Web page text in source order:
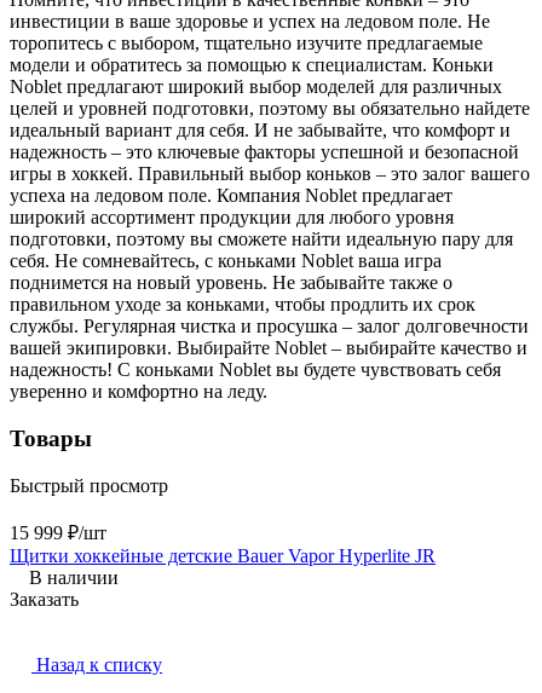
инвестиции в ваше здоровье и успех на ледовом поле. Не
торопитесь с выбором, тщательно изучите предлагаемые
модели и обратитесь за помощью к специалистам. Коньки
Noblet предлагают широкий выбор моделей для различных
целей и уровней подготовки, поэтому вы обязательно найдете
идеальный вариант для себя. И не забывайте, что комфорт и
надежность – это ключевые факторы успешной и безопасной
игры в хоккей. Правильный выбор коньков – это залог вашего
успеха на ледовом поле. Компания Noblet предлагает
широкий ассортимент продукции для любого уровня
подготовки, поэтому вы сможете найти идеальную пару для
себя. Не сомневайтесь, с коньками Noblet ваша игра
поднимется на новый уровень. Не забывайте также о
правильном уходе за коньками, чтобы продлить их срок
службы. Регулярная чистка и просушка – залог долговечности
вашей экипировки. Выбирайте Noblet – выбирайте качество и
надежность! С коньками Noblet вы будете чувствовать себя
уверенно и комфортно на леду.
Товары
Быстрый просмотр
15 999 ₽/шт
Щитки хоккейные детские Bauer Vapor Hyperlite JR
В наличии
Заказать
Назад к списку